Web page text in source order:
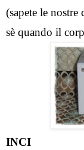
(sapete le
sè quando il
INCI